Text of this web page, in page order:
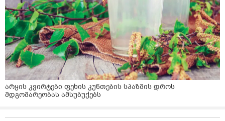
არყის კვირტები ფეხის კუნთების სპაზმის დროს
მდგომარეობას ამსუბუქებს